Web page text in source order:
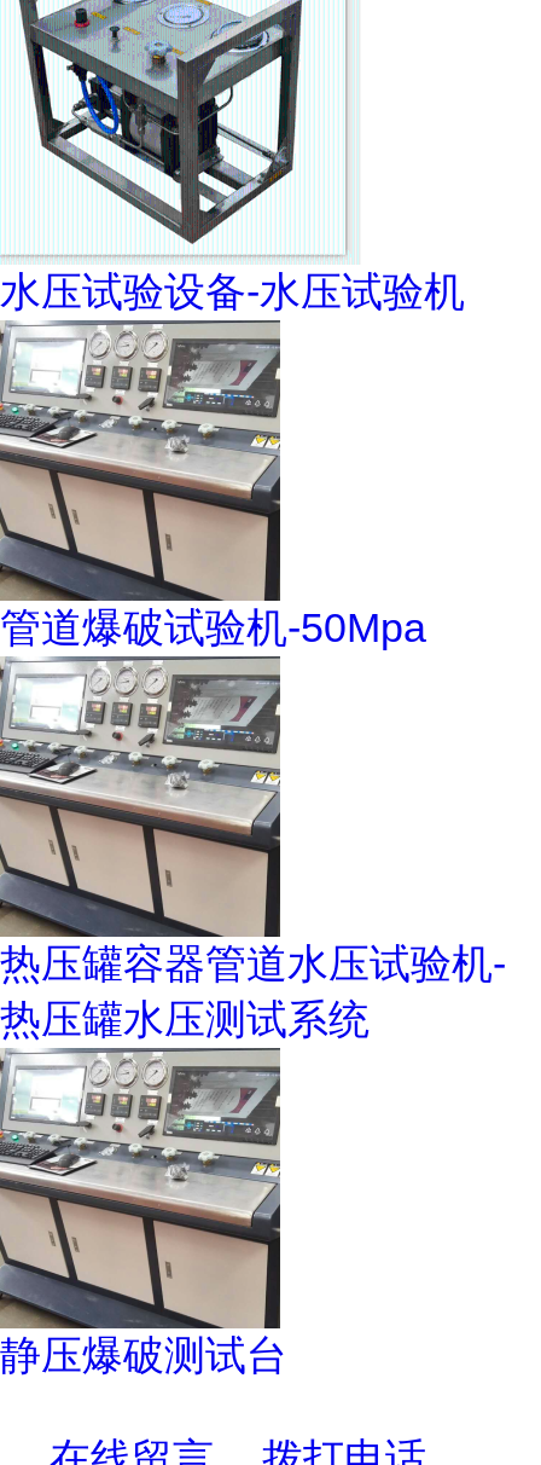
水压试验设备-水压试验机
管道爆破试验机-50Mpa
热压罐容器管道水压试验机-
热压罐水压测试系统
静压爆破测试台